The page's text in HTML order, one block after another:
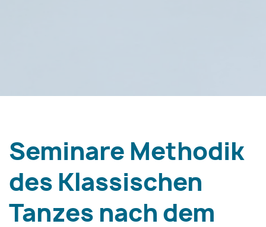
Seminare Methodik
des Klassischen
Tanzes nach dem